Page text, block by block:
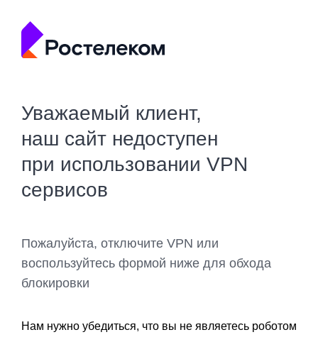
Уважаемый клиент,
наш сайт недоступен
при использовании VPN
сервисов
Пожалуйста, отключите VPN или
воспользуйтесь формой ниже для обхода
блокировки
Нам нужно убедиться, что вы не являетесь роботом